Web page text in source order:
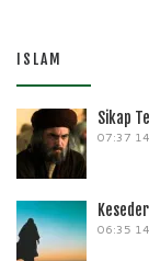
ISLAM
Sikap
07:37
06:35